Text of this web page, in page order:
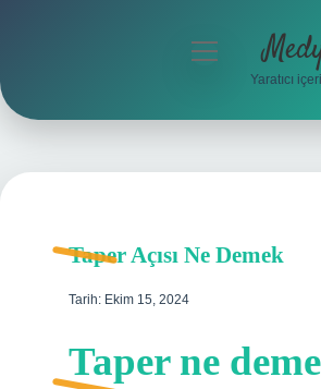
Hakkımızda
menüyü
Yaratıcı
Taper Açısı Ne Demek
Tarih: Ekim 15, 2024
Taper ne